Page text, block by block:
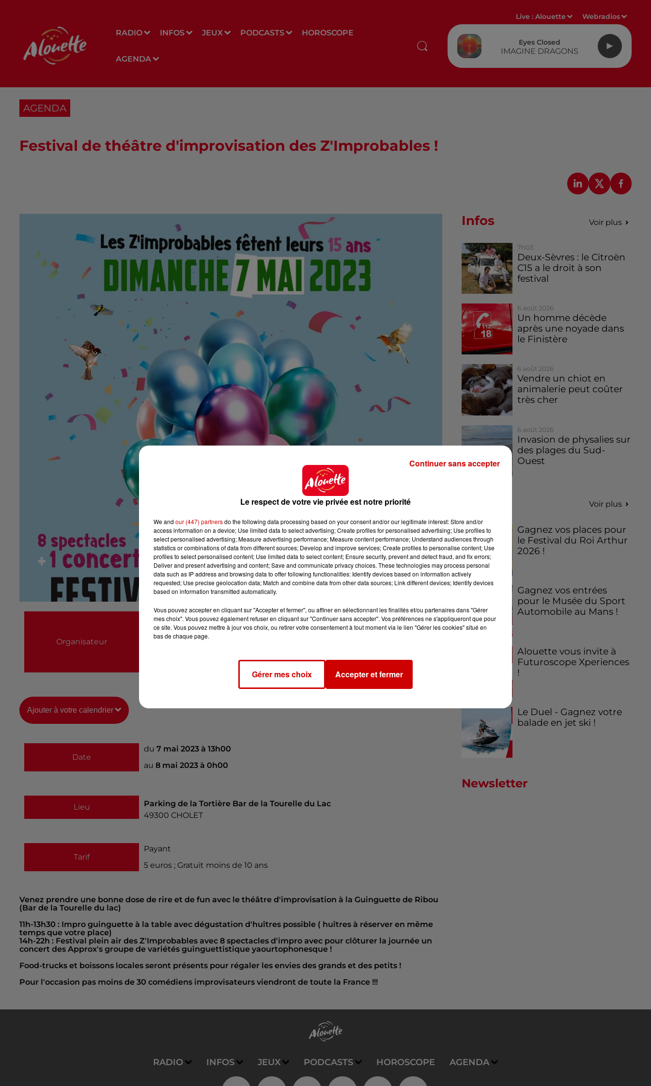
RADIO INFOS JEUX PODCASTS HOROSCOPE
AGENDA
Live :Alouette Webradios
Eyes Closed
IMAGINE DRAGONS
AGENDA
Festival de théâtre d'improvisation des Z'Improbables !
Organisateur
Association Les Z'Improbables
06 16 33 59 87
Ajouter à votre calendrier
Date
du7 mai 2023 à 13h00
au8 mai 2023 à 0h00
Lieu
Parking de la Tortière Bar de la Tourelle du Lac
49300 CHOLET
Tarif
Payant
5 euros ; Gratuit moins de 10 ans
Venez prendre une bonne dose de rire et de fun avec le théâtre d'improvisation à la Guinguette de Ribou
(Bar de la Tourelle du lac)
11h-13h30 : Impro guinguette à la table avec dégustation d'huîtres possible ( huîtres à réserver en même
temps que votre place)
14h-22h : Festival plein air des Z'Improbables avec 8 spectacles d'impro avec pour clôturer la journée un
concert des Approx's groupe de variétés guinguettistique yaourtophonesque !
Food-trucks et boissons locales seront présents pour régaler les envies des grands et des petits !
Pour l'occasion pas moins de 30 comédiens improvisateurs viendront de toute la France !!!
Infos Voir plus
7h03
Deux-Sèvres : le Citroën
C15 a le droit à son
festival
6 août 2026
Un homme décède
après une noyade dans
le Finistère
6 août 2026
Vendre un chiot en
animalerie peut coûter
très cher
6 août 2026
Invasion de physalies sur
des plages du Sud-
Ouest
Voir plus
Gagnez vos places pour
le Festival du Roi Arthur
2026 !
Gagnez vos entrées
pour le Musée du Sport
Automobile au Mans !
Alouette vous invite à
Futuroscope Xperiences
!
Le Duel - Gagnez votre
balade en jet ski !
Newsletter
RADIO INFOS JEUX PODCASTS HOROSCOPE AGENDA
Le respect de votre vie privée est notre priorité
We and our (447) partnersdo the following data processing based on your consent and/or our legitimate interest: Store and/or
access information on a device; Use limited data to select advertising; Create profiles for personalised advertising; Use profiles to
select personalised advertising; Measure advertising performance; Measure content performance; Understand audiences through
statistics or combinations of data from different sources; Develop and improve services; Create profiles to personalise content; Use
profiles to select personalised content; Use limited data to select content; Ensure security, prevent and detect fraud, and fix errors;
Deliver and present advertising and content; Save and communicate privacy choices. These technologies may process personal
data such as IP address and browsing data to offer following functionalities: Identify devices based on information actively
requested; Use precise geolocation data; Match and combine data from other data sources; Link different devices; Identify devices
based on information transmitted automatically.
Vous pouvez accepter en cliquant sur "Accepter et fermer", ou affiner en sélectionnant les finalités et/ou partenaires dans "Gérer
mes choix". Vous pouvez également refuser en cliquant sur "Continuer sans accepter". Vos préférences ne s'appliqueront que pour
ce site. Vous pouvez mettre à jour vos choix, ou retirer votre consentement à tout moment via le lien "Gérer les cookies" situé en
bas de chaque page.
Gérer mes choix Accepter et fermer
Continuer sans accepter